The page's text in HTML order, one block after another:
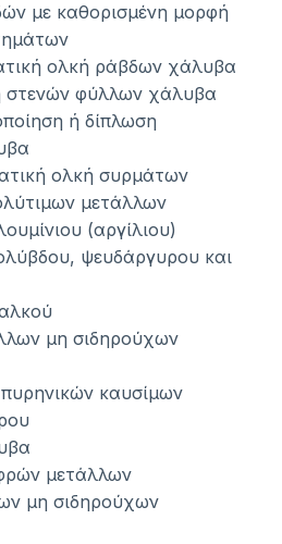
με καθορισμένη μορφή
ολκή ράβδων χάλυβα
φύλλων χάλυβα
ή δίπλωση
ολκή συρμάτων
μετάλλων
(αργίλιου)
ψευδάργυρου και
μη σιδηρούχων
καυσίμων
μετάλλων
μη σιδηρούχων